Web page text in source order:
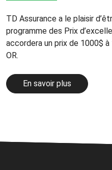
TD Assurance a le plaisir
programme des Prix
accordera un prix de 1000$
OR.
En savoir plus